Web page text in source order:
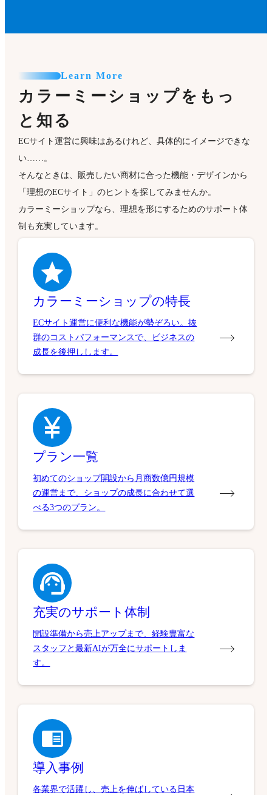
Learn More
カラーミーショップをもっ
と知る
ECサイト運営に興味はあるけれど、具体的にイメージできな
い……。
そんなときは、販売したい商材に合った機能・デザインから
「理想のECサイト」のヒントを探してみませんか。
カラーミーショップなら、理想を形にするためのサポート体
制も充実しています。
カラーミーショップの特長
ECサイト運営に便利な機能が勢ぞろい。抜
群のコストパフォーマンスで、ビジネスの
成長を後押しします。
プラン一覧
初めてのショップ開設から月商数億円規模
の運営まで、ショップの成長に合わせて選
べる3つのプラン。
充実のサポート体制
開設準備から売上アップまで、経験豊富な
スタッフと最新AIが万全にサポートしま
す。
導入事例
各業界で活躍し、売上を伸ばしている日本